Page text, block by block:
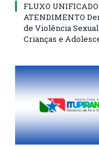
FLUXO UNIFICADO
ATENDIMENTO
de Violência
Crianças e